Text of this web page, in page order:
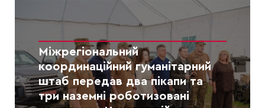
Міжрегіональний
координаційний гуманітарний
штаб передав два пікапи та
три наземні роботизовані